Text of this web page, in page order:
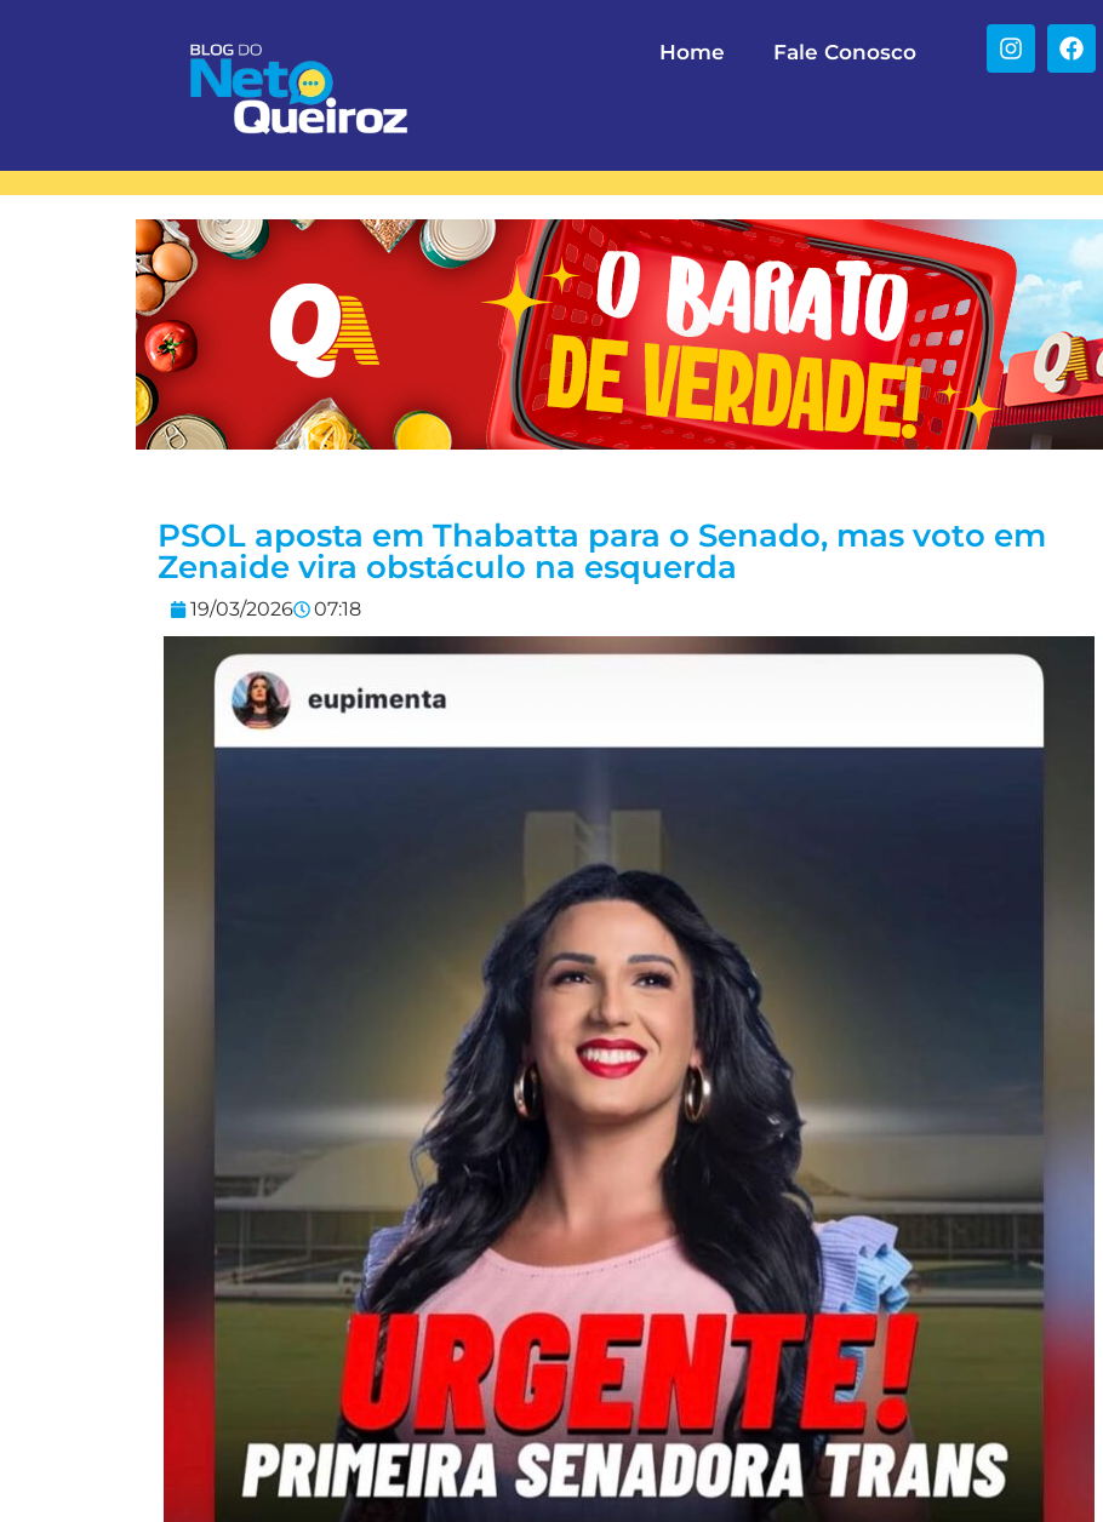
Home Fale Conosco
PSOL aposta em Thabatta para o Senado, mas voto em
Zenaide vira obstáculo na esquerda
19/03/2026 07:18